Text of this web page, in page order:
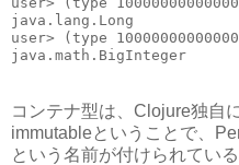
java.lang.Long
user> (type
java.math.BigInteger
コンテナ型は、Clojure独自
immutableということで、
という名前が付けられている